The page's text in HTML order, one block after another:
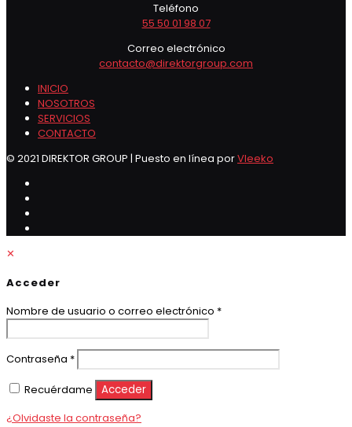
Teléfono
55 50 01 98 07
Correo electrónico
contacto@direktorgroup.com
INICIO
NOSOTROS
SERVICIOS
CONTACTO
© 2021 DIREKTOR GROUP | Puesto en línea porVleeko
✕
Acceder
Nombre de usuario o correo electrónico *Obligatorio
Contraseña *Obligatorio
Recuérdame
Acceder
¿Olvidaste la contraseña?